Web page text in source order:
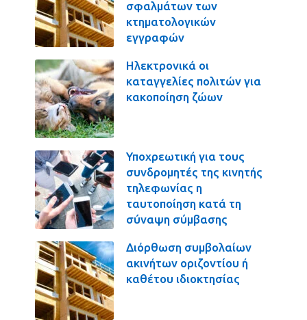
σφαλμάτων των
κτηματολογικών
εγγραφών
Ηλεκτρονικά οι
καταγγελίες πολιτών για
κακοποίηση ζώων
Υποχρεωτική για τους
συνδρομητές της κινητής
τηλεφωνίας η
ταυτοποίηση κατά τη
σύναψη σύμβασης
Διόρθωση συμβολαίων
ακινήτων οριζοντίου ή
καθέτου ιδιοκτησίας